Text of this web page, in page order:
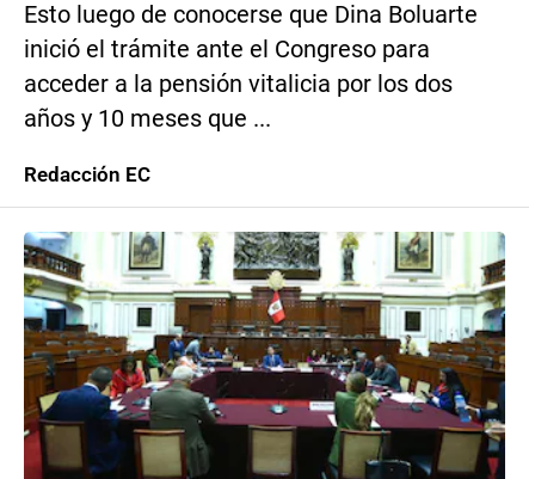
Esto luego de conocerse que Dina Boluarte
inició el trámite ante el Congreso para
acceder a la pensión vitalicia por los dos
años y 10 meses que ...
Redacción EC